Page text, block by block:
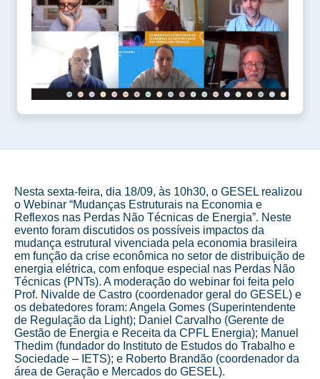
Nesta sexta-feira, dia 18/09, às 10h30, o GESEL realizou
o Webinar “Mudanças Estruturais na Economia e
Reflexos nas Perdas Não Técnicas de Energia”. Neste
evento foram discutidos os possíveis impactos da
mudança estrutural vivenciada pela economia brasileira
em função da crise econômica no setor de distribuição de
energia elétrica, com enfoque especial nas Perdas Não
Técnicas (PNTs). A moderação do webinar foi feita pelo
Prof. Nivalde de Castro (coordenador geral do GESEL) e
os debatedores foram: Angela Gomes (Superintendente
de Regulação da Light); Daniel Carvalho (Gerente de
Gestão de Energia e Receita da CPFL Energia); Manuel
Thedim (fundador do Instituto de Estudos do Trabalho e
Sociedade – IETS); e Roberto Brandão (coordenador da
área de Geração e Mercados do GESEL).